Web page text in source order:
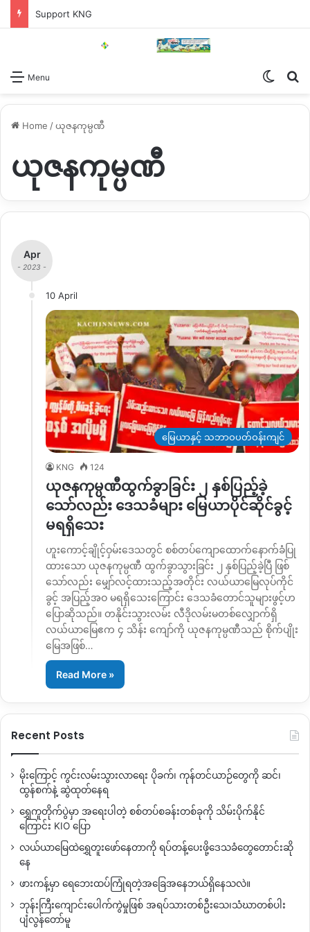
Support KNG
Menu
Home /ယုဇနကုမ္ပဏီ
ယုဇနကုမ္ပဏီ
Apr
- 2023 -
10 April
မြေယာနှင့် သဘာဝပတ်ဝန်းကျင်
KNG 124
ယုဇနကုမ္ပဏီထွက်ခွာခြင်း ၂ နှစ်ပြည့်ခဲ့
သော်လည်း ဒေသခံများ မြေယာပိုင်ဆိုင်ခွင့်
မရရှိသေး
ဟူးကောင့်ချိုင့်ဝှမ်းဒေသတွင် စစ်တပ်ကျောထောက်နောက်ခံပြု
ထားသော ယုဇနကုမ္ပဏီ ထွက်ခွာသွားခြင်း ၂ နှစ်ပြည့်ခဲ့ပြီ ဖြစ်
သော်လည်း မျှော်လင့်ထားသည့်အတိုင်း လယ်ယာမြေလုပ်ကိုင်
ခွင့် အပြည့်အဝ မရရှိသေးကြောင်း ဒေသခံတောင်သူများဖွင့်ဟ
ပြောဆိုသည်။ တနိုင်းသွားလမ်း လီဒိုလမ်းမတစ်လျှောက်ရှိ
လယ်ယာမြေဧက ၄ သိန်း ကျော်ကို ယုဇနကုမ္ပဏီသည် စိုက်ပျိုး
မြေအဖြစ်…
Read More »
Recent Posts
မိုးကြောင့် ကွင်းလမ်းသွားလာရေး ပိုခက်၊ ကုန်တင်ယာဉ်တွေကို ဆင်၊
ထွန်စက်နဲ့ ဆွဲထုတ်နေရ
ရွှေကူတိုက်ပွဲမှာ အရေးပါတဲ့ စစ်တပ်စခန်းတစ်ခုကို သိမ်းပိုက်နိုင်
ကြောင်း KIO ပြော
လယ်ယာမြေထဲရွှေတူးဖော်နေတာကို ရပ်တန့်ပေးဖို့ဒေသခံတွေတောင်းဆို
နေ
ဖားကန့်မှာ ရေဘေးထပ်ကြုံရတဲ့အခြေအနေဘယ်ရှိနေသလဲ။
ဘုန်းကြီးကျောင်းပေါက်ကွဲမှုဖြစ် အရပ်သားတစ်ဦးသေ၊သံဃာတစ်ပါး
ပျံလွန်တော်မူ